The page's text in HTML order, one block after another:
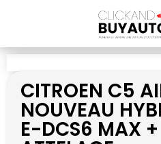
CITROEN C5
NOUVEAU
E-DCS6 MAX